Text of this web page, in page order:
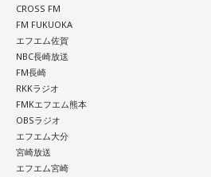
CROSS FM
FM FUKUOKA
エフエム佐賀
NBC長崎放送
FM長崎
RKKラジオ
FMKエフエム熊本
OBSラジオ
エフエム大分
宮崎放送
エフエム宮崎